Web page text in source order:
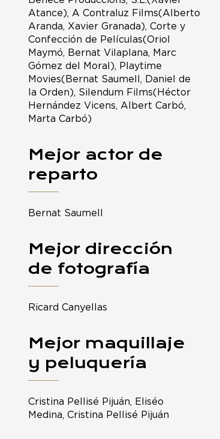
Atance), A Contraluz Films(Alberto
Aranda, Xavier Granada), Corte y
Confección de Películas(Oriol
Maymó, Bernat Vilaplana, Marc
Gómez del Moral), Playtime
Movies(Bernat Saumell, Daniel de
la Orden), Silendum Films(Héctor
Hernández Vicens, Albert Carbó,
Marta Carbó)
Mejor actor de
reparto
Bernat Saumell
Mejor dirección
de fotografía
Ricard Canyellas
Mejor maquillaje
y peluquería
Cristina Pellisé Pijuán, Eliséo
Medina, Cristina Pellisé Pijuán